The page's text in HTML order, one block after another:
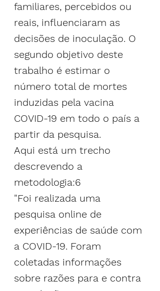
familiares, percebidos ou
reais, influenciaram as
decisões de inoculação. O
segundo objetivo deste
trabalho é estimar o
número total de mortes
induzidas pela vacina
COVID-19 em todo o país a
partir da pesquisa.
Aqui está um trecho
descrevendo a
metodologia:6
"Foi realizada uma
pesquisa online de
experiências de saúde com
a COVID-19. Foram
coletadas informações
sobre razões para e contra